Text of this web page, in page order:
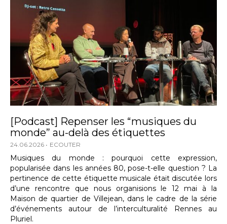
[Podcast] Repenser les “musiques du
monde” au-delà des étiquettes
24.06.2026 ECOUTER
Musiques du monde : pourquoi cette expression,
popularisée dans les années 80, pose-t-elle question ? La
pertinence de cette étiquette musicale était discutée lors
d’une rencontre que nous organisions le 12 mai à la
Maison de quartier de Villejean, dans le cadre de la série
d’événements autour de l’interculturalité Rennes au
Pluriel.